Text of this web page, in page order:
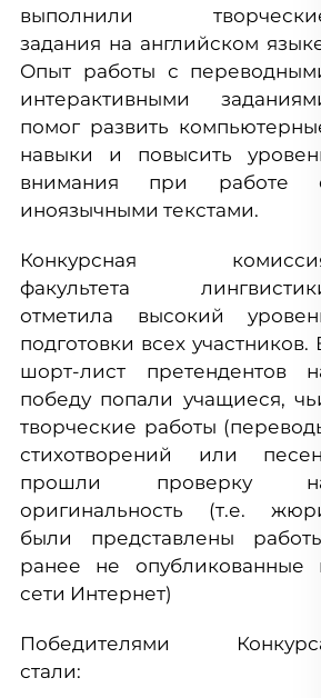
выполнили
задания на английском
Опыт работы с
интерактивными
помог развить
навыки и повысить
внимания при работе
иноязычными текстами.
Конкурсная
факультета
отметила высокий
подготовки всех участников.
шорт-лист претендентов
победу попали учащиеся,
творческие работы
стихотворений или
прошли проверку
оригинальность (т.е.
были представлены
ранее не опубликованные
сети Интернет)
Победителями
стали: